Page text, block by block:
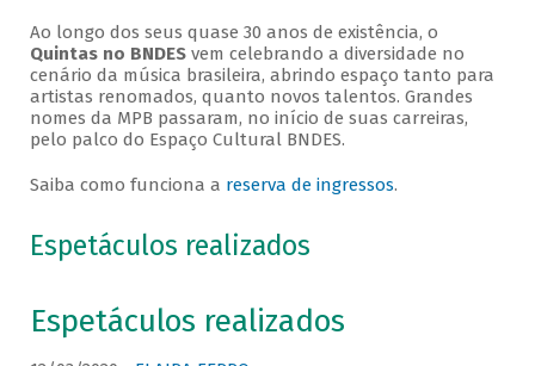
Ao longo dos seus quase 30 anos de existência, o
Quintas no BNDESvem celebrando a diversidade no
cenário da música brasileira, abrindo espaço tanto para
artistas renomados, quanto novos talentos. Grandes
nomes da MPB passaram, no início de suas carreiras,
pelo palco do Espaço Cultural BNDES.
Saiba como funciona a reserva de ingressos.
Espetáculos realizados
Espetáculos realizados